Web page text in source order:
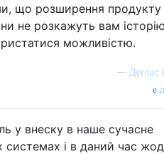
що розширення продукту
не розкажуть вам
можливістю.
— Дуглас
у внеску в наше сучасне
системах і в даний час